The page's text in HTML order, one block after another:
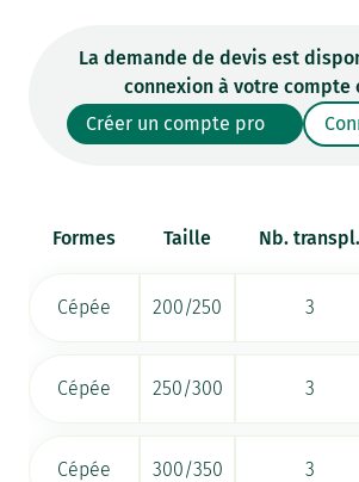
La demande de devis est
connexion à votre compte
Créer un compte pro
Formes Taille Nb. transpl.
Cépée 200/250 3
Cépée 250/300 3
Cépée 300/350 3